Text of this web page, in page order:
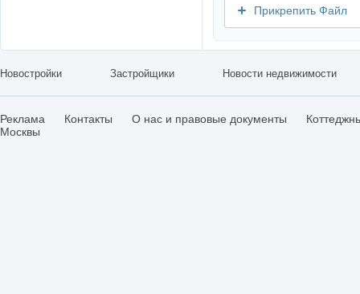
Прикрепить Файл
Новостройки Застройщики Новости недвижимости
Реклама Контакты О нас и правовые документы
Москвы